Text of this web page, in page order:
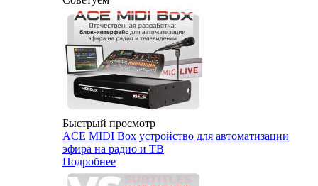
Быстрый просмотр
ACE MIDI Box устройство для автоматизации
эфира на радио и ТВ
Подробнее